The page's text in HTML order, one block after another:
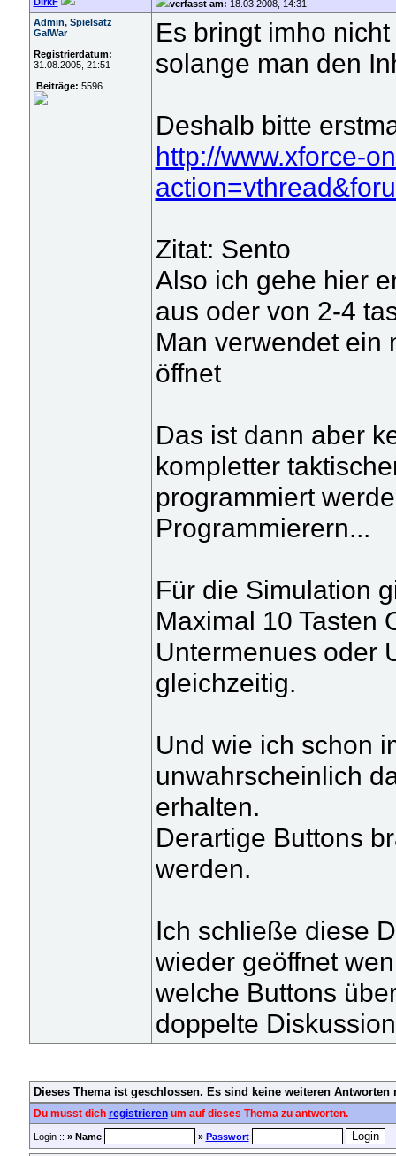
verfasst am: 18.03.2008, 14:31
Admin, Spielsatz
GalWar
Registrierdatum:
31.08.2005, 21:51
Beiträge: 5596
Es bringt imho
solange man den
Deshalb bitte
http://www.xforce-
Zitat: Sento
Also ich gehe hier
aus oder von 2-4
Man verwendet ein
öffnet
Das ist dann aber
kompletter
programmiert
Programmierern...
Für die Simulation
Maximal 10 Tasten
Untermenues oder
gleichzeitig.
Und wie ich schon
unwahrscheinlich
erhalten.
Derartige Buttons
werden.
Ich schließe diese
wieder geöffnet
welche Buttons
doppelte
Dieses Thema ist geschlossen. Es sind keine weiteren Antworten
Du musst dich registrierenum auf dieses Thema zu antworten.
Login :: » Name » Passwort